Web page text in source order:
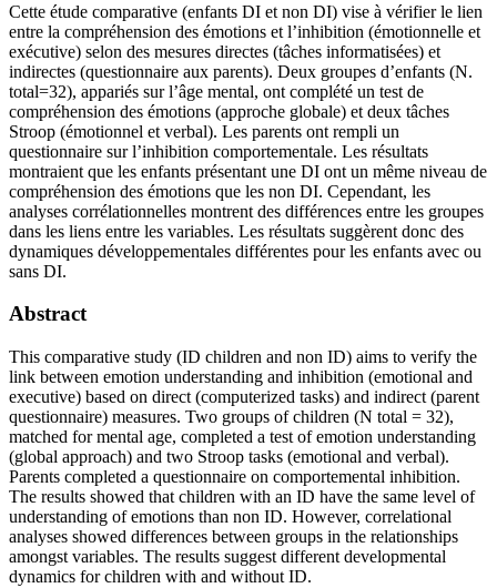
Cette étude comparative (enfants DI et non DI) vise à vérifier le lien
entre la compréhension des émotions et l’inhibition (émotionnelle et
exécutive) selon des mesures directes (tâches informatisées) et
indirectes (questionnaire aux parents). Deux groupes d’enfants (N.
total=32), appariés sur l’âge mental, ont complété un test de
compréhension des émotions (approche globale) et deux tâches
Stroop (émotionnel et verbal). Les parents ont rempli un
questionnaire sur l’inhibition comportementale. Les résultats
montraient que les enfants présentant une DI ont un même niveau de
compréhension des émotions que les non DI. Cependant, les
analyses corrélationnelles montrent des différences entre les groupes
dans les liens entre les variables. Les résultats suggèrent donc des
dynamiques développementales différentes pour les enfants avec ou
sans DI.
Abstract
This comparative study (ID children and non ID) aims to verify the
link between emotion understanding and inhibition (emotional and
executive) based on direct (computerized tasks) and indirect (parent
questionnaire) measures. Two groups of children (N total = 32),
matched for mental age, completed a test of emotion understanding
(global approach) and two Stroop tasks (emotional and verbal).
Parents completed a questionnaire on comportemental inhibition.
The results showed that children with an ID have the same level of
understanding of emotions than non ID. However, correlational
analyses showed differences between groups in the relationships
amongst variables. The results suggest different developmental
dynamics for children with and without ID.